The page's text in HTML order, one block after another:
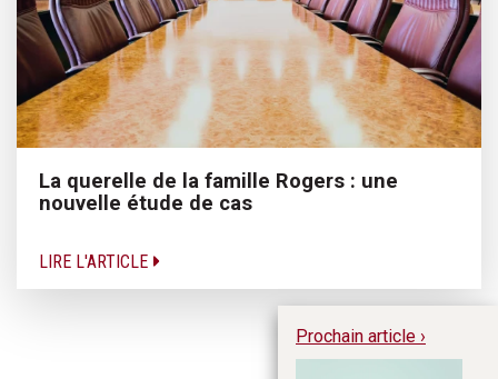
La querelle de la famille Rogers : une
nouvelle étude de cas
LIRE L'ARTICLE
Prochain article ›